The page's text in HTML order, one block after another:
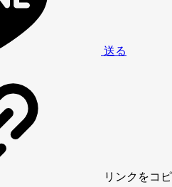
送る
リンク をコ